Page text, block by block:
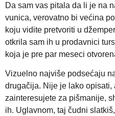
Da sam vas pitala da li je na
vunica, verovatno bi većina
koju vidite pretvoriti u
otkrila sam ih u prodavnici
koja je pre par meseci
Vizuelno najviše podsećaju
drugačija. Nije je lako opisati,
zainteresujete za pišmanije,
ih. Uglavnom, taj čudni